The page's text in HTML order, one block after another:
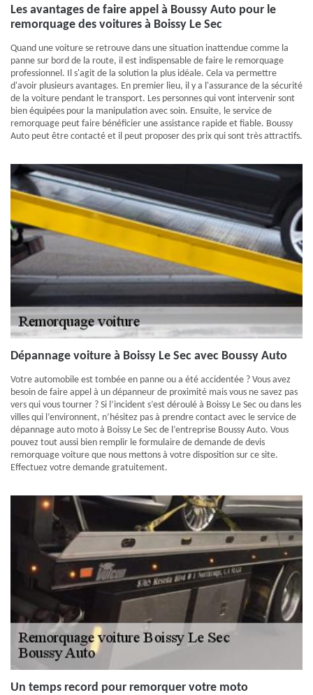
Les avantages de faire appel à Boussy Auto pour le
remorquage des voitures à Boissy Le Sec
Quand une voiture se retrouve dans une situation inattendue comme la
panne sur bord de la route, il est indispensable de faire le remorquage
professionnel. Il s'agit de la solution la plus idéale. Cela va permettre
d'avoir plusieurs avantages. En premier lieu, il y a l'assurance de la sécurité
de la voiture pendant le transport. Les personnes qui vont intervenir sont
bien équipées pour la manipulation avec soin. Ensuite, le service de
remorquage peut faire bénéficier une assistance rapide et fiable. Boussy
Auto peut être contacté et il peut proposer des prix qui sont très attractifs.
Dépannage voiture à Boissy Le Sec avec Boussy Auto
Votre automobile est tombée en panne ou a été accidentée ? Vous avez
besoin de faire appel à un dépanneur de proximité mais vous ne savez pas
vers qui vous tourner ? Si l’incident s’est déroulé à Boissy Le Sec ou dans les
villes qui l’environnent, n’hésitez pas à prendre contact avec le service de
dépannage auto moto à Boissy Le Sec de l’entreprise Boussy Auto. Vous
pouvez tout aussi bien remplir le formulaire de demande de devis
remorquage voiture que nous mettons à votre disposition sur ce site.
Effectuez votre demande gratuitement.
Un temps record pour remorquer votre moto